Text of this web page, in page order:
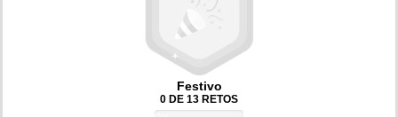
Festivo
0 DE 13 RETOS